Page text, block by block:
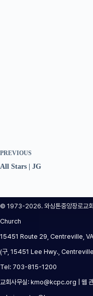
PREVIOUS
All Stars | JG
© 1973-2026. 와싱톤중앙장로
Church
15451 Route 29, Centreville,
(구, 15451 Lee Hwy.,
Tel: 703-815-1200
교회사무실: kmo@kcpc.org | 웹